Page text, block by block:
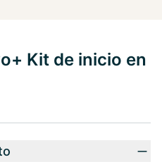
Kit de inicio en